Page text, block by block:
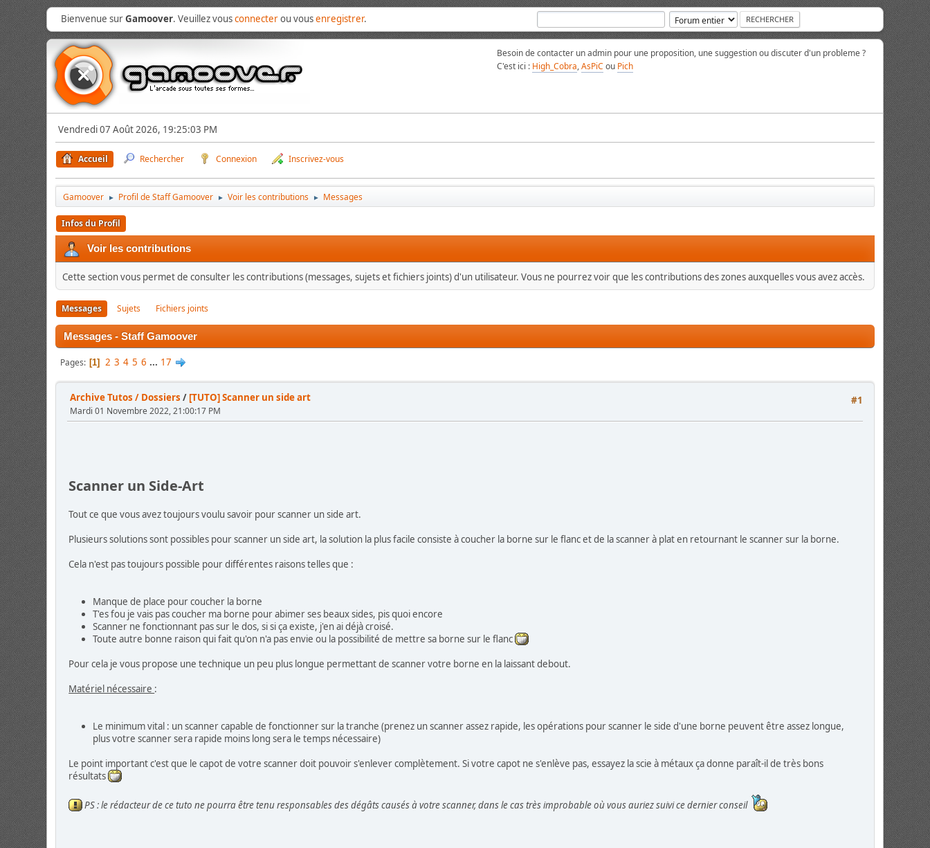
Bienvenue surGamoover. Veuillez vousconnecterou vousenregistrer.
Besoin de contacter un admin pour une proposition, une suggestion ou discuter d'un probleme ?
C'est ici : High_Cobra,AsPiC ou Pich
Vendredi 07 Août 2026, 19:25:03 PM
Accueil Rechercher Connexion Inscrivez-vous
Gamoover ► Profil de Staff Gamoover ► Voir les contributions ► Messages
Infos du Profil
Voir les contributions
Cette section vous permet de consulter les contributions (messages, sujets et fichiers joints) d'un utilisateur. Vous ne pourrez voir que les contributions des zones auxquelles vous avez accès.
Messages Sujets Fichiers joints
Messages - Staff Gamoover
Pages 1 2 3 4 5 6 ... 17
#1
Archive Tutos / Dossiers / [TUTO] Scanner un side art
Mardi 01 Novembre 2022, 21:00:17 PM
Scanner un Side-Art
Tout ce que vous avez toujours voulu savoir pour scanner un side art.
Plusieurs solutions sont possibles pour scanner un side art, la solution la plus facile consiste à coucher la borne sur le flanc et de la scanner à plat en retournant le scanner sur la borne.
Cela n'est pas toujours possible pour différentes raisons telles que :
Manque de place pour coucher la borne
T'es fou je vais pas coucher ma borne pour abimer ses beaux sides, pis quoi encore
Scanner ne fonctionnant pas sur le dos, si si ça existe, j'en ai déjà croisé.
Toute autre bonne raison qui fait qu'on n'a pas envie ou la possibilité de mettre sa borne sur le flanc
Pour cela je vous propose une technique un peu plus longue permettant de scanner votre borne en la laissant debout.
Matériel nécessaire :
Le minimum vital : un scanner capable de fonctionner sur la tranche (prenez un scanner assez rapide, les opérations pour scanner le side d'une borne peuvent être assez longue,
plus votre scanner sera rapide moins long sera le temps nécessaire)
Le point important c'est que le capot de votre scanner doit pouvoir s'enlever complètement. Si votre capot ne s'enlève pas, essayez la scie à métaux ça donne paraît-il de très bons
résultats
PS : le rédacteur de ce tuto ne pourra être tenu responsables des dégâts causés à votre scanner, dans le cas très improbable où vous auriez suivi ce dernier conseil